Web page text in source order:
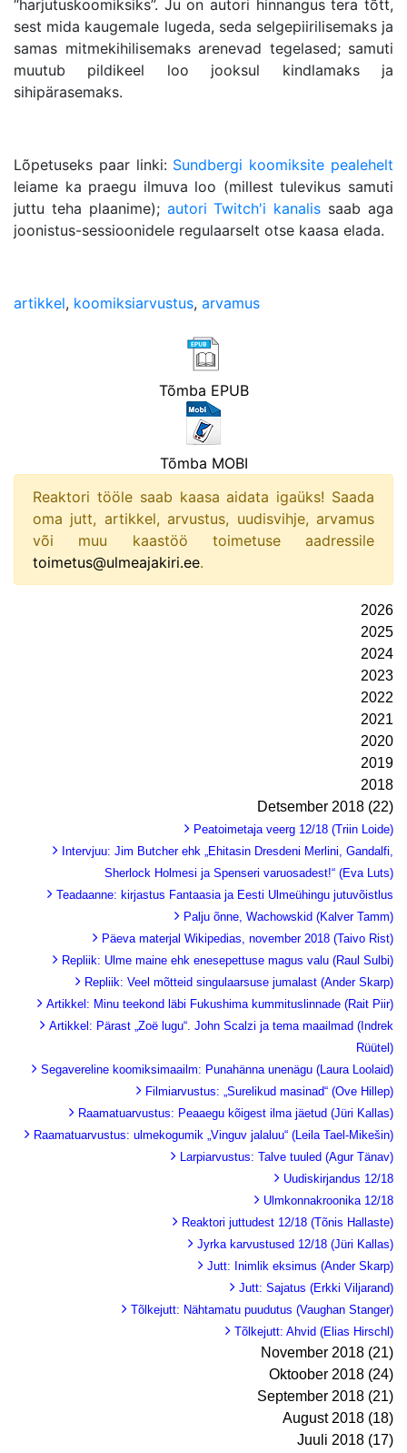
“harjutuskoomiksiks”. Ju on autori hinnangus tera tõtt,
sest mida kaugemale lugeda, seda selgepiirilisemaks ja
samas mitmekihilisemaks arenevad tegelased; samuti
muutub pildikeel loo jooksul kindlamaks ja
sihipärasemaks.
Lõpetuseks paar linki: Sundbergi koomiksite pealehelt
leiame ka praegu ilmuva loo (millest tulevikus samuti
juttu teha plaanime); autori Twitch'i kanalis saab aga
joonistus-sessioonidele regulaarselt otse kaasa elada.
artikkel, koomiksiarvustus, arvamus
Tõmba EPUB
Tõmba MOBI
Reaktori tööle saab kaasa aidata igaüks! Saada
oma jutt, artikkel, arvustus, uudisvihje, arvamus
või muu kaastöö toimetuse aadressile
toimetus@ulmeajakiri.ee.
2026
2025
2024
2023
2022
2021
2020
2019
2018
Detsember 2018 (22)
Peatoimetaja veerg 12/18 (Triin Loide)
Intervjuu: Jim Butcher ehk „Ehitasin Dresdeni Merlini, Gandalfi,
Sherlock Holmesi ja Spenseri varuosadest!“ (Eva Luts)
Teadaanne: kirjastus Fantaasia ja Eesti Ulmeühingu jutuvõistlus
Palju õnne, Wachowskid (Kalver Tamm)
Päeva materjal Wikipedias, november 2018 (Taivo Rist)
Repliik: Ulme maine ehk enesepettuse magus valu (Raul Sulbi)
Repliik: Veel mõtteid singulaarsuse jumalast (Ander Skarp)
Artikkel: Minu teekond läbi Fukushima kummituslinnade (Rait Piir)
Artikkel: Pärast „Zoë lugu“. John Scalzi ja tema maailmad (Indrek
Rüütel)
Segavereline koomiksimaailm: Punahänna unenägu (Laura Loolaid)
Filmiarvustus: „Surelikud masinad“ (Ove Hillep)
Raamatuarvustus: Peaaegu kõigest ilma jäetud (Jüri Kallas)
Raamatuarvustus: ulmekogumik „Vinguv jalaluu“ (Leila Tael-Mikešin)
Larpiarvustus: Talve tuuled (Agur Tänav)
Uudiskirjandus 12/18
Ulmkonnakroonika 12/18
Reaktori juttudest 12/18 (Tõnis Hallaste)
Jyrka karvustused 12/18 (Jüri Kallas)
Jutt: Inimlik eksimus (Ander Skarp)
Jutt: Sajatus (Erkki Viljarand)
Tõlkejutt: Nähtamatu puudutus (Vaughan Stanger)
Tõlkejutt: Ahvid (Elias Hirschl)
November 2018 (21)
Oktoober 2018 (24)
September 2018 (21)
August 2018 (18)
Juuli 2018 (17)